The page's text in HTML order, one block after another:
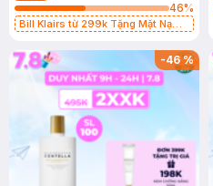
46%
Bill Klairs từ 299k Tặng Mặt Nạ
25ml (SL Có Hạn)
-46%